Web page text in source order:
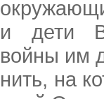
и дети
войны им
нить, на